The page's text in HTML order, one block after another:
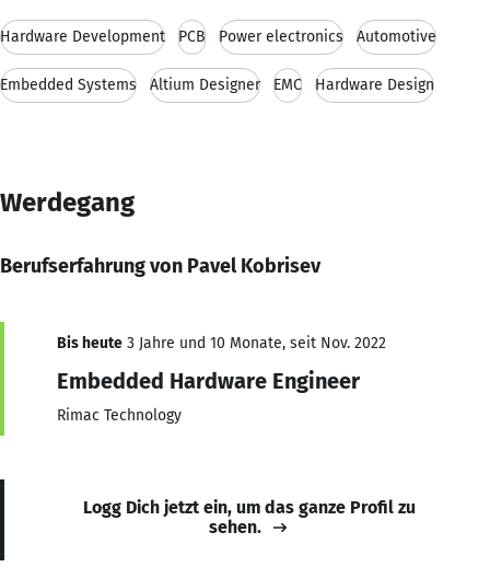
Hardware Development PCB Power electronics Automotive
Embedded Systems Altium Designer EMC Hardware Design
Werdegang
Berufserfahrung von Pavel Kobrisev
Bis heute 3 Jahre und 10 Monate, seit Nov. 2022
Embedded Hardware Engineer
Rimac Technology
Logg Dich jetzt ein, um das ganze Profil zu
sehen.